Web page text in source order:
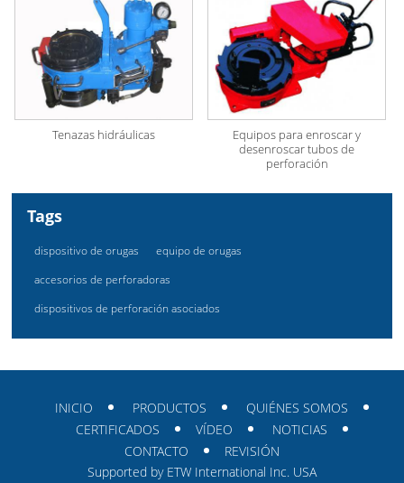
Tenazas hidráulicas
Equipos para enroscar y
desenroscar tubos de
perforación
Tags
dispositivo de orugas
equipo de orugas
accesorios de perforadoras
dispositivos de perforación asociados
INICIO PRODUCTOS
QUIÉNES SOMOS
CERTIFICADOS
VÍDEO
NOTICIAS
CONTACTO
REVISIÓN
Supported by ETW International Inc. USA